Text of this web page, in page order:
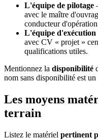
L'équipe de pilotage
avec le maître
conducteur
L'équipe
avec CV « projet »
qualifications utiles.
Mentionnez la disponibilité
nom sans disponibilité est un
Les moyens
terrain
Listez le matériel pertinent